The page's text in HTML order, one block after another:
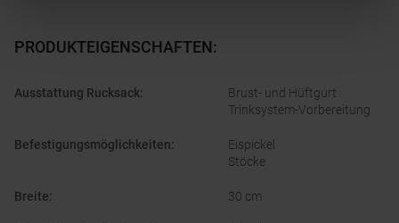
PRODUKTEIGENSCHAFTEN:
Ausstattung Rucksack:
Brust- und Hüftgurt
Trinksystem-Vorbereitung
Befestigungsmöglichkeiten:
Eispickel
Stöcke
Breite: 30 cm